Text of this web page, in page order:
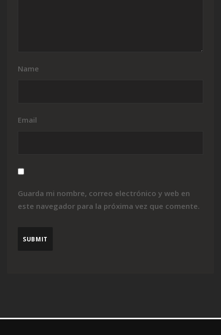
Name
Email
Guarda mi nombre, correo electrónico y web en
este navegador para la próxima vez que comente.